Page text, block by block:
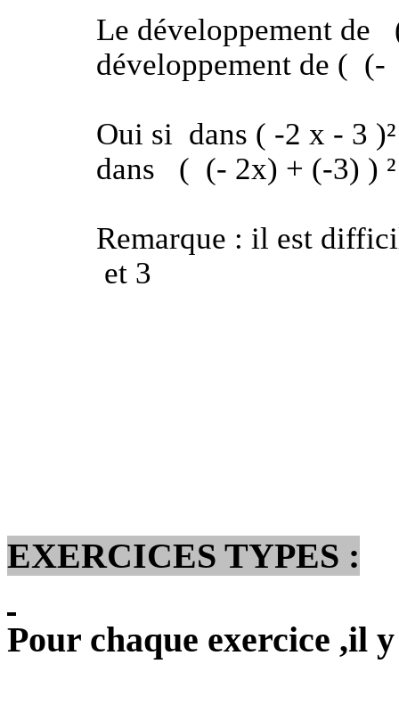
Le développement de
développement de ( (-
Oui si dans ( -2 x - 3 )²
dans
( (- 2x) + (-3) ) ²
Remarque : il est
et 3
EXERCICES TYPES :
Pour chaque exercice ,il